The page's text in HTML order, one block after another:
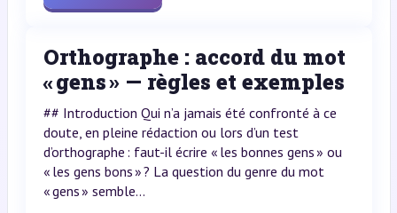
Orthographe : accord du mot
« gens » — règles et exemples
## Introduction Qui n’a jamais été confronté à ce
doute, en pleine rédaction ou lors d’un test
d’orthographe : faut-il écrire « les bonnes gens » ou
« les gens bons » ? La question du genre du mot
« gens » semble...